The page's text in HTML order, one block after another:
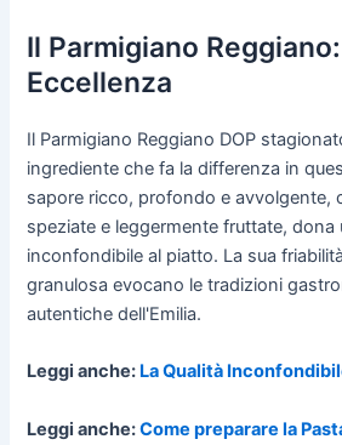
Il Parmigiano
Eccellenza
Il Parmigiano Reggiano DOP
ingrediente che fa la differenza in
sapore ricco, profondo e avvolgente,
speziate e leggermente fruttate, dona
inconfondibile al piatto. La sua
granulosa evocano le tradizioni
autentiche dell'Emilia.
Leggi anche: La Qualità
Leggi anche:Come preparare la